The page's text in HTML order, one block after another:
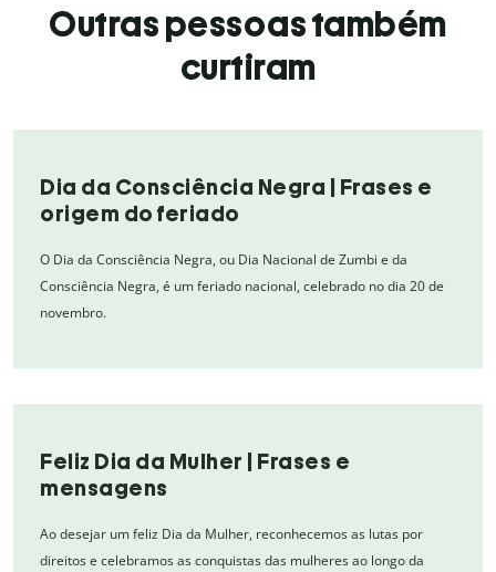
Outras pessoas também
curtiram
Dia da Consciência Negra | Frases e
origem do feriado
O Dia da Consciência Negra, ou Dia Nacional de Zumbi e da
Consciência Negra, é um feriado nacional, celebrado no dia 20 de
novembro.
Feliz Dia da Mulher | Frases e
mensagens
Ao desejar um feliz Dia da Mulher, reconhecemos as lutas por
direitos e celebramos as conquistas das mulheres ao longo da